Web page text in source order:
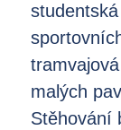
malých
Stěhování